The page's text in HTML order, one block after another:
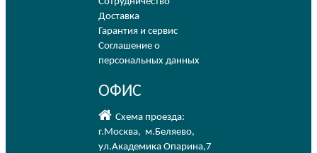
Доставка
Гарантия и сервис
Соглашение о
персональных данных
ОФИС
Схема проезда:
г.Москва, м.Беляево,
ул.Академика Опарина,7